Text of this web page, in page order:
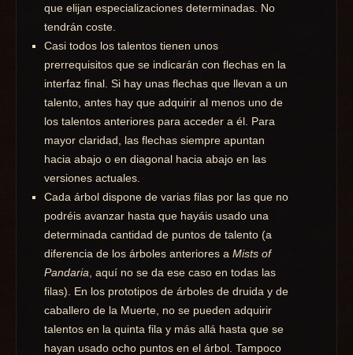
que elijan especializaciones determinadas. No
tendrán coste.
Casi todos los talentos tienen unos
prerrequisitos que se indicarán con flechas en la
interfaz final. Si hay unas flechas que llevan a un
talento, antes hay que adquirir al menos uno de
los talentos anteriores para acceder a él. Para
mayor claridad, las flechas siempre apuntan
hacia abajo o en diagonal hacia abajo en las
versiones actuales.
Cada árbol dispone de varias filas por las que no
podréis avanzar hasta que hayáis usado una
determinada cantidad de puntos de talento (a
diferencia de los árboles anteriores a Mists of
Pandaria , aquí no se da ese caso en todas las
filas). En los prototipos de árboles de druida y de
caballero de la Muerte, no se pueden adquirir
talentos en la quinta fila y más allá hasta que se
hayan usado ocho puntos en el árbol. Tampoco